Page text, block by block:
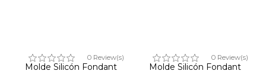
0 Review(s)
Molde Silicón Fondant
0 Review(s)
Molde Silicón Fondant